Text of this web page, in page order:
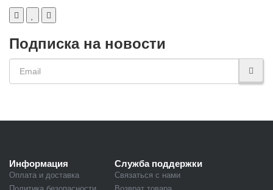
Подписка на новости
Информация
Оплата и доставка
Служба поддержки
Связаться с нами